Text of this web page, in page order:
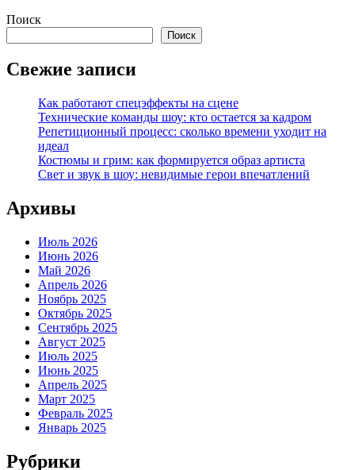
Поиск
Поиск
Свежие записи
Как работают спецэффекты на сцене
Технические команды шоу: кто остается за кадром
Репетиционный процесс: сколько времени уходит на
идеал
Костюмы и грим: как формируется образ артиста
Свет и звук в шоу: невидимые герои впечатлений
Архивы
Июль 2026
Июнь 2026
Май 2026
Апрель 2026
Ноябрь 2025
Октябрь 2025
Сентябрь 2025
Август 2025
Июль 2025
Июнь 2025
Апрель 2025
Март 2025
Февраль 2025
Январь 2025
Рубрики